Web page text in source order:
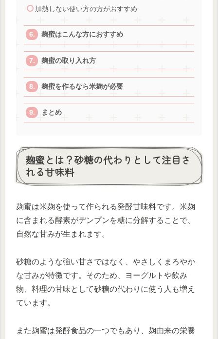
加熱しない使い方の方がおすすめ
麹蜜はこんな方におすすめ
麹蜜の取り入れ方
麹蜜を作るなら米麹が必要
まとめ
麹蜜とは？砂糖の代わりとして注目さ
れる甘味料
麹蜜は米麹を使って作られる発酵甘味料です。米麹
に含まれる酵素がデンプンを糖に分解することで、
自然な甘みが生まれます。
砂糖のような強い甘さではなく、やさしくまろやか
な甘みが特徴です。そのため、ヨーグルトや飲み
物、料理の甘味として砂糖の代わりに使う人も増え
ています。
また麹蜜は発酵食品の一つでもあり、麹由来の栄養